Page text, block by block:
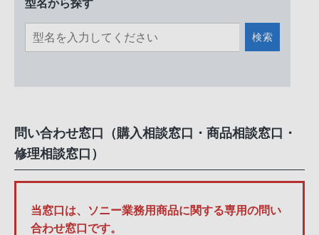
型名から探す
検索
問い合わせ窓口（購入相談窓口・商品相談窓口・
修理相談窓口）
当窓口は、ソニー業務用商品に関する専用の問い
合わせ窓口です。